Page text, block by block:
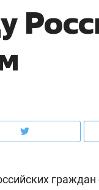
росте цен,
и чудных запросах